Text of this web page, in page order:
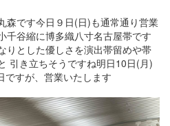
森です今日９日(日)も通常通り営業
千谷縮に博多織八寸名古屋帯です
りとした優しさを演出帯留めや帯
引き立ちそうですね明日10日(月)
ですが、営業いたします